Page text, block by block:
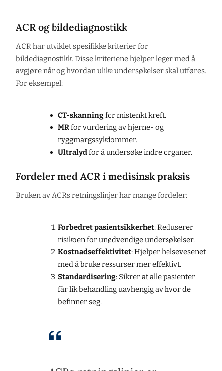
ACR og bildediagnostikk
ACR har utviklet spesifikke kriterier for
bildediagnostikk. Disse kriteriene hjelper leger med å
avgjøre når og hvordan ulike undersøkelser skal utføres.
For eksempel:
CT-skanning for mistenkt kreft.
MRfor vurdering av hjerne- og
ryggmargssykdommer.
Ultralydfor å undersøke indre organer.
Fordeler med ACR i medisinsk praksis
Bruken av ACRs retningslinjer har mange fordeler:
Forbedret pasientsikkerhet: Reduserer
risikoen for unødvendige undersøkelser.
Kostnadseffektivitet: Hjelper helsevesenet
med å bruke ressurser mer effektivt.
Standardisering: Sikrer at alle pasienter
får lik behandling uavhengig av hvor de
befinner seg.